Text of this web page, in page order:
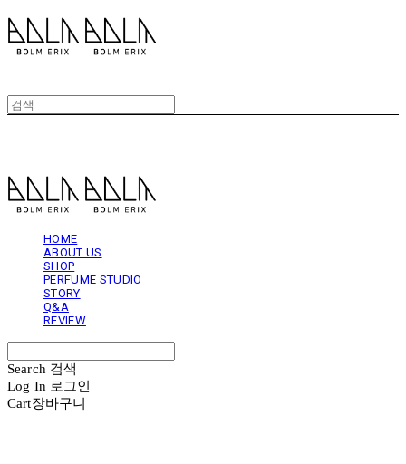
HOME
ABOUT US
SHOP
PERFUME STUDIO
STORY
Q&A
REVIEW
Search 검색
Log In 로그인
Cart장바구니